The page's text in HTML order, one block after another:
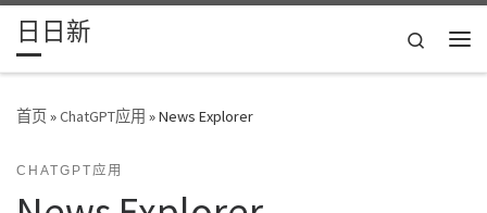
Skip to content
日日新
Search
首页»ChatGPT应用 »News Explorer
CHATGPT应用